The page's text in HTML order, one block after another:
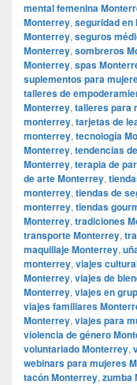
mental femenina
Monterrey, seguridad en
Monterrey, seguros
Monterrey, sombreros
Monterrey, spas
suplementos para
talleres de
Monterrey, talleres para
monterrey, tarjetas de
monterrey, tecnología
Monterrey, tendencias
Monterrey, terapia de
de arte Monterrey,
monterrey, tiendas de
monterrey, tiendas
Monterrey, tradiciones
transporte Monterrey,
maquillaje Monterrey,
monterrey, viajes
Monterrey, viajes de
Monterrey, viajes en
viajes familiares
Monterrey, viajes para
violencia de género
voluntariado Monterrey,
webinars para mujeres
tacón Monterrey, zumba